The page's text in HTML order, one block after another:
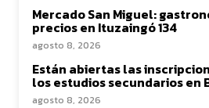
Mercado San Miguel:
precios en Ituzaingó 134
agosto 8, 2026
Están abiertas las
los estudios secundarios en
agosto 8, 2026